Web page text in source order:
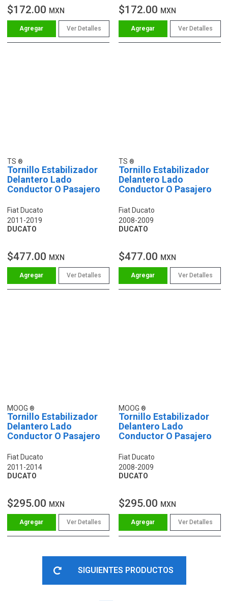
$172.00 MXN
Ver Detalles
$172.00 MXN
Ver Detalles
TS
Tornillo Estabilizador
Delantero Lado
Conductor O Pasajero
Fiat Ducato
2011-2019
DUCATO
$477.00 MXN
Ver Detalles
TS
Tornillo Estabilizador
Delantero Lado
Conductor O Pasajero
Fiat Ducato
2008-2009
DUCATO
$477.00 MXN
Ver Detalles
MOOG
Tornillo Estabilizador
Delantero Lado
Conductor O Pasajero
Fiat Ducato
2011-2014
DUCATO
$295.00 MXN
Ver Detalles
MOOG
Tornillo Estabilizador
Delantero Lado
Conductor O Pasajero
Fiat Ducato
2008-2009
DUCATO
$295.00 MXN
Ver Detalles
SIGUIENTES PRODUCTOS